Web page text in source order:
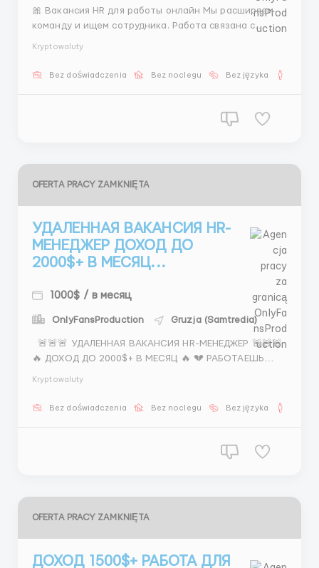
🎀 Вакансия HR для работы онлайн Мы расширяем
команду и ищем сотрудника. Работа связана с
удалённую работу. Обучение есть, команда
Kryptowaluty
Bez doświadczenia Bez noclegu Bez języka
OFERTA PRACY ZAMKNIĘTA
УДАЛЕННАЯ ВАКАНСИЯ HR-
МЕНЕДЖЕР ДОХОД ДО
2000$+ В МЕСЯЦ...
1000$ / в месяц
OnlyFansProduction Gruzja (Samtredia)
🔥 ДОХОД ДО 2000$+ В МЕСЯЦ 🔥 💔 РАБОТАЕШЬ
ДЕНЕГ 📌 ЧТО НУЖНО ДЕЛАТЬ: — подбор операторов
Kryptowaluty
Bez doświadczenia Bez noclegu Bez języka
OFERTA PRACY ZAMKNIĘTA
ДОХОД 1500$+ РАБОТА ДЛЯ